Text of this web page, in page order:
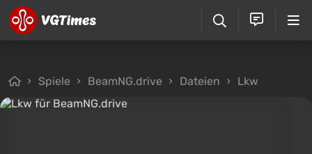
Spiele BeamNG.drive Dateien Lkw